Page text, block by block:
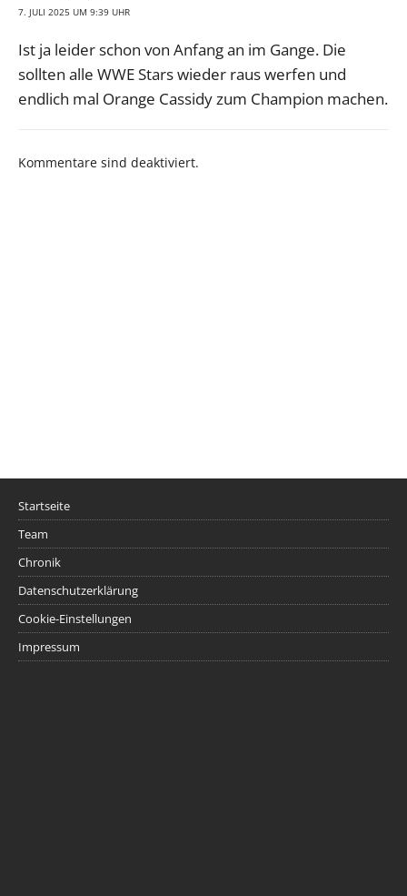
7. JULI 2025 UM 9:39 UHR
Ist ja leider schon von Anfang an im Gange. Die
sollten alle WWE Stars wieder raus werfen und
endlich mal Orange Cassidy zum Champion machen.
Kommentare sind deaktiviert.
Startseite
Team
Chronik
Datenschutzerklärung
Cookie-Einstellungen
Impressum